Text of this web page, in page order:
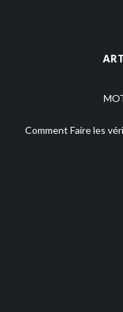
Comment Faire les